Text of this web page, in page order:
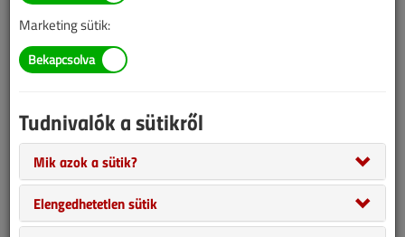
Tudnivalók az online lapszámvásárlásról
Van más mód ahhoz, hogy hozzáférjek egy lapszámhoz?
A megvásárolt lapszámot megkapom nyomtatott
formában is?
Meddig érvényes a hozzáférés a megvásárolt
lapszámhoz?
Marketing sütik:
Tudnivalók a sütikről
Mik azok a sütik?
Elengedhetetlen sütik